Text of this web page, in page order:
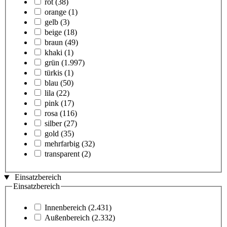
rot (38)
orange (1)
gelb (3)
beige (18)
braun (49)
khaki (1)
grün (1.997)
türkis (1)
blau (50)
lila (22)
pink (17)
rosa (116)
silber (27)
gold (35)
mehrfarbig (32)
transparent (2)
Einsatzbereich
Einsatzbereich
Innenbereich (2.431)
Außenbereich (2.332)